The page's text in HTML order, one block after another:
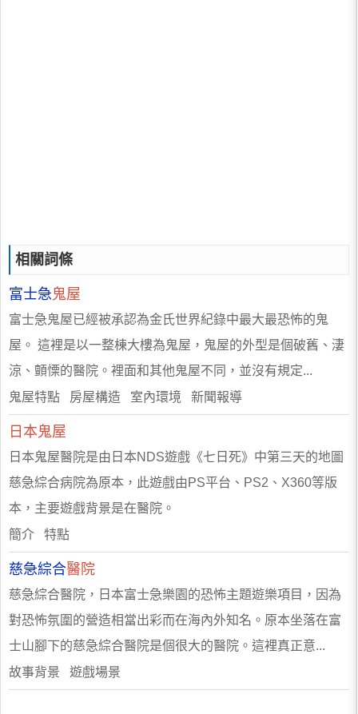
相關詞條
富士急鬼屋
富士急鬼屋已經被承認為金氏世界紀錄中最大最恐怖的鬼
屋。 這裡是以一整棟大樓為鬼屋，鬼屋的外型是個破舊、淒
涼、顫慄的醫院。裡面和其他鬼屋不同，並沒有規定...
鬼屋特點 房屋構造 室內環境 新聞報導
日本鬼屋
日本鬼屋醫院是由日本NDS遊戲《七日死》中第三天的地圖
慈急綜合病院為原本，此遊戲由PS平台、PS2、X360等版
本，主要遊戲背景是在醫院。
簡介 特點
慈急綜合醫院
慈急綜合醫院，日本富士急樂園的恐怖主題遊樂項目，因為
對恐怖氛圍的營造相當出彩而在海內外知名。原本坐落在富
士山腳下的慈急綜合醫院是個很大的醫院。這裡真正意...
故事背景 遊戲場景